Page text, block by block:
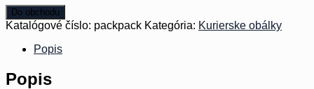
Do obchodu
Katalógové číslo: packpack Kategória: Kurierske obálky
Popis
Popis